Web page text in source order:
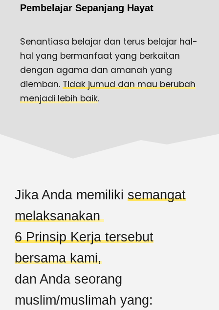
Pembelajar Sepanjang Hayat
Senantiasa belajar dan terus belajar hal-
hal yang bermanfaat yang berkaitan
dengan agama dan amanah yang
diemban. Tidak jumud dan mau berubah
menjadi lebih baik.
Jika Anda memilikisemangat
melaksanakan
6 Prinsip Kerja tersebut
bersama kami,
dan Anda seorang
muslim/muslimah yang: